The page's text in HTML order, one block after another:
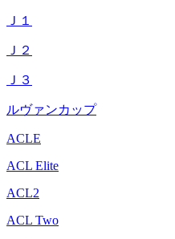
Ｊ１
Ｊ２
Ｊ３
ルヴァンカップ
ACLE
ACL Elite
ACL2
ACL Two